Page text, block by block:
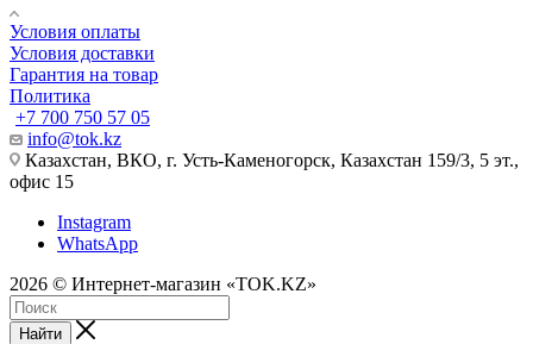
Условия оплаты
Условия доставки
Гарантия на товар
Политика
+7 700 750 57 05
info@tok.kz
Казахстан, ВКО, г. Усть-Каменогорск, Казахстан 159/3, 5 эт.,
офис 15
Instagram
WhatsApp
2026 © Интернет-магазин «TOK.KZ»
Найти